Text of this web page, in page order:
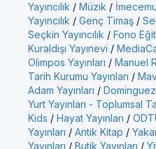
Yayıncılık / Müzik /
Yayıncılık / Genç Timaş /
Seçkin Yayıncılık / Fono
Kuraldışı Yayınevi /
Olimpos Yayınları / Manuel
Tarih Kurumu Yayınları /
Adam Yayınları / Dominguez
Yurt Yayınları - Toplumsal
Kids / Hayat Yayınları /
Yayınları / Antik Kitap /
Yayınları / Butik Yayınları /